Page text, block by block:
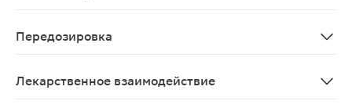
Передозировка
Лекарственное взаимодействие